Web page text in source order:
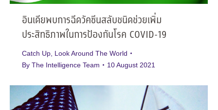
อินเดียพบการฉีดวัคซีนสลับชนิดช่วยเพิ่ม
ประสิทธิภาพในการป้องกันโรค COVID-19
Catch Up Look Around The World
By The Intelligence Team 10 August 2021